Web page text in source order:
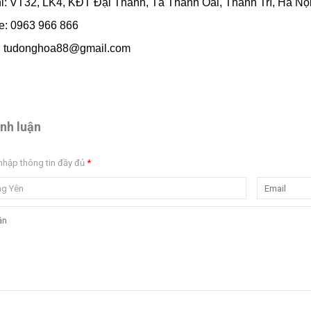
VT32, LK4, KĐT Đại Thanh, Tả Thanh Oai, Thanh Trì, Hà
0963 966 866
tudonghoa88@gmail.com
luận
thông tin đầy đủ *